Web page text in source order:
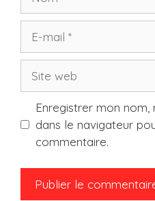
mail
web
Enregistrer mon
dans le navigateur
commentaire.